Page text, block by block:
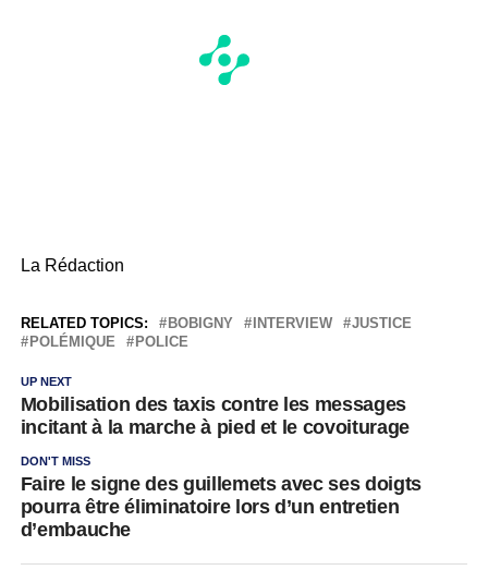
La Rédaction
RELATED TOPICS: BOBIGNY INTERVIEW
JUSTICE
POLÉMIQUE
POLICE
UP NEXT
Mobilisation des taxis contre les messages
incitant à la marche à pied et le covoiturage
DON'T MISS
Faire le signe des guillemets avec ses doigts
pourra être éliminatoire lors d’un entretien
d’embauche